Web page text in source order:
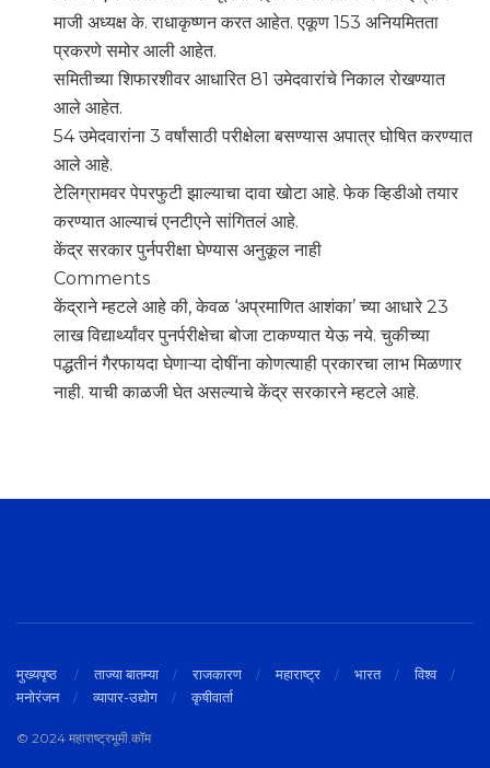
माजी अध्यक्ष के. राधाकृष्णन करत आहेत. एकूण 153 अनियमितता
प्रकरणे समोर आली आहेत.
समितीच्या शिफारशीवर आधारित 81 उमेदवारांचे निकाल रोखण्यात
आले आहेत.
54 उमेदवारांना 3 वर्षांसाठी परीक्षेला बसण्यास अपात्र घोषित करण्यात
आले आहे.
टेलिग्रामवर पेपरफुटी झाल्याचा दावा खोटा आहे. फेक व्हिडीओ तयार
करण्यात आल्याचं एनटीएने सांगितलं आहे.
केंद्र सरकार पुर्नपरीक्षा घेण्यास अनुकूल नाही
Comments
केंद्राने म्हटले आहे की, केवळ ‘अप्रमाणित आशंका’ च्या आधारे 23
लाख विद्यार्थ्यांवर पुनर्परीक्षेचा बोजा टाकण्यात येऊ नये. चुकीच्या
पद्धतीनं गैरफायदा घेणाऱ्या दोषींना कोणत्याही प्रकारचा लाभ मिळणार
नाही. याची काळजी घेत असल्याचे केंद्र सरकारने म्हटले आहे.
मुख्यपृष्ठ ताज्या बातम्या राजकारण महाराष्ट्र भारत
विश्व
मनोरंजन
व्यापार-उद्योग कृषीवार्ता
© 2024 महाराष्ट्रभूमी.कॉम